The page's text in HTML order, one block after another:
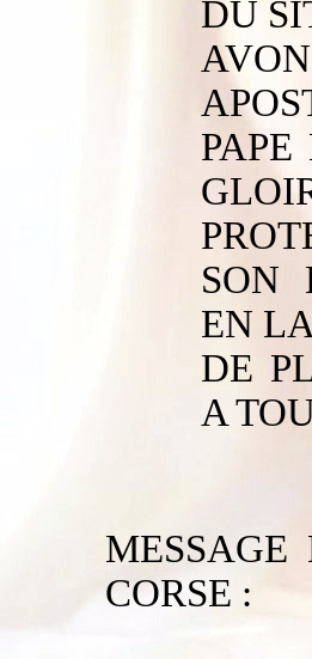
DU
SON
EN
DE
A
CORSE :